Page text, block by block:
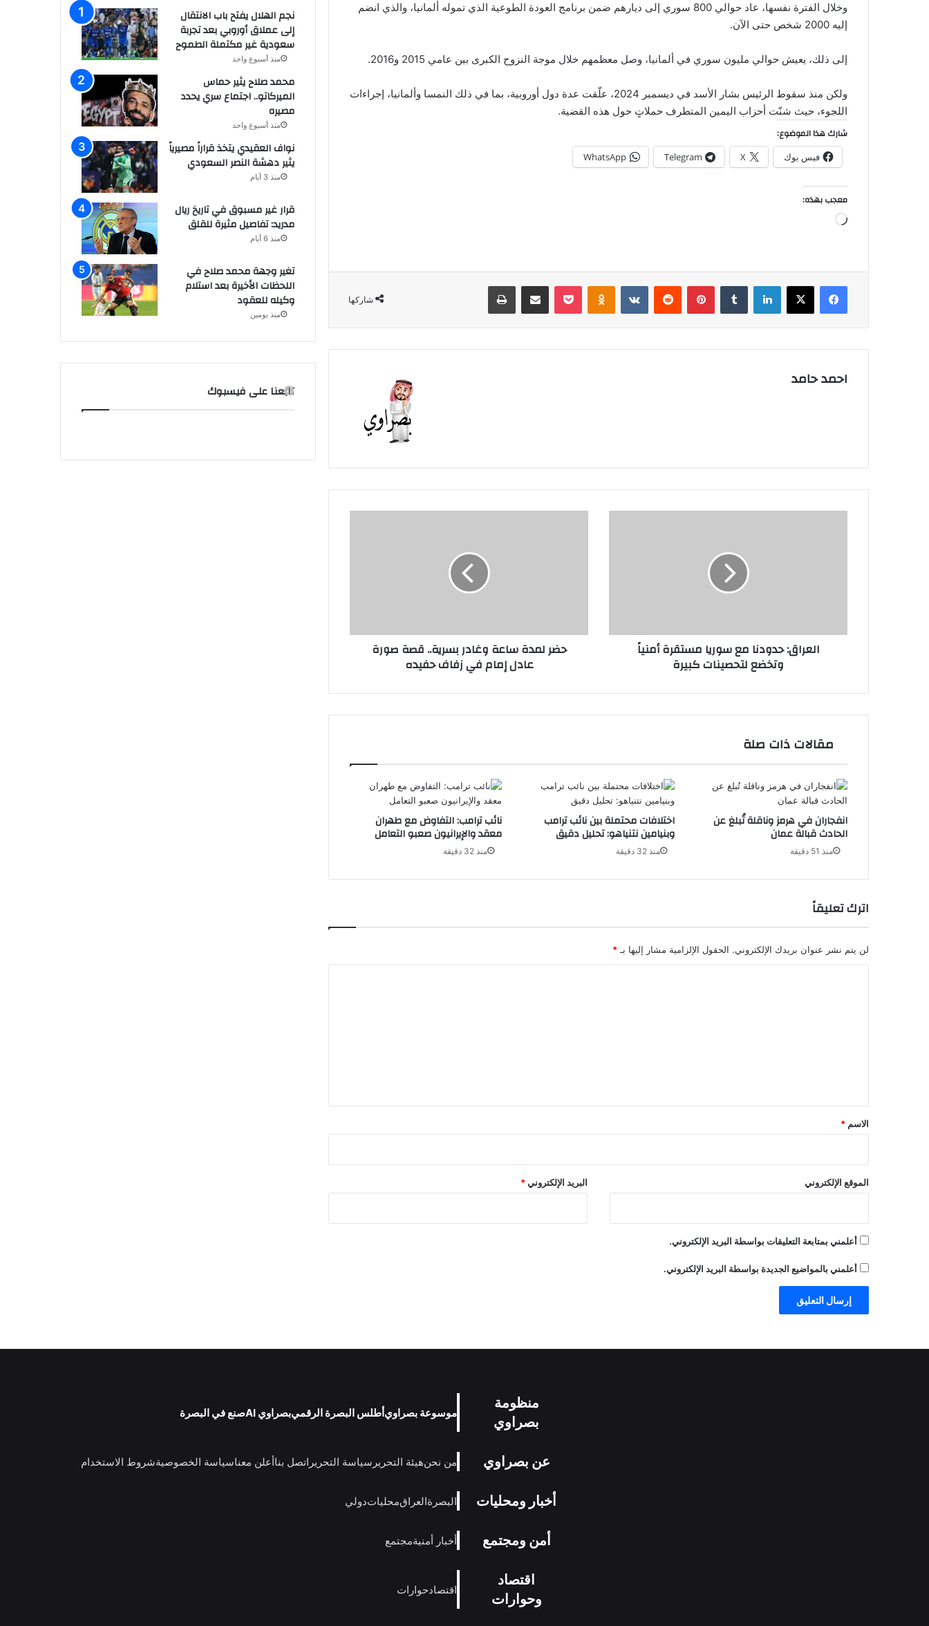
وخلال الفترة نفسها، عاد حوالي 800 سوري إلى ديارهم ضمن برنامج العودة الطوعية الذي تموله ألمانيا، والذي انضم
إليه 2000 شخص حتى الآن.
إلى ذلك، يعيش حوالي مليون سوري في ألمانيا، وصل معظمهم خلال موجة النزوح الكبرى بين عامي 2015 و2016.
ولكن منذ سقوط الرئيس بشار الأسد في ديسمبر 2024، علّقت عدة دول أوروبية، بما في ذلك النمسا وألمانيا، إجراءات
اللجوء، حيث شنّت أحزاب اليمين المتطرف حملاتٍ حول هذه القضية.
شارك هذا الموضوع:
فيس بوك X
Telegram
WhatsApp
معجب بهذه:
جاري
شاركها
فيسبوك ‫X لينكدإن بينتيريست Odnoklassniki
‫Pocket مشاركة عبر البريد طباعة
احمد حامد
إمام
حضر لمدة ساعة وغادر بسرية.. قصة صورة
عادل إمام في زفاف حفيده
كبيرة
العراق: حدودنا مع سوريا مستقرة أمنياً
وتخضع لتحصينات كبيرة
مقالات ذات صلة
نائب ترامب: التفاوض مع طهران
معقد والإيرانيون صعبو التعامل
منذ 32 دقيقة
اختلافات محتملة بين نائب ترامب
وبنيامين نتنياهو: تحليل دقيق
منذ 32 دقيقة
انفجاران في هرمز وناقلة تُبلغ عن
الحادث قبالة عمان
منذ 51 دقيقة
اترك تعليقاً
لن يتم نشر عنوان بريدك الإلكتروني. الحقول الإلزامية مشار إليها بـ *
*
الاسم *
البريد الإلكتروني* الموقع الإلكتروني
أعلمني بمتابعة التعليقات بواسطة البريد الإلكتروني.
أعلمني بالمواضيع الجديدة بواسطة البريد الإلكتروني.
نجم الهلال يفتح باب الانتقال
إلى عملاق أوروبي بعد تجربة
سعودية غير مكتملة الطموح
منذ أسبوع واحد
محمد صلاح يثير حماس
الميركاتو.. اجتماع سري يحدد
مصيره
منذ أسبوع واحد
نواف العقيدي يتخذ قراراً مصيرياً
يثير دهشة النصر السعودي
منذ 3 أيام
قرار غير مسبوق في تاريخ ريال
مدريد: تفاصيل مثيرة للقلق
منذ 6 أيام
تغير وجهة محمد صلاح في
اللحظات الأخيرة بعد استلام
وكيله للعقود
منذ يومين
تابعنا على فيسبوك
منظومة
بصراوي
موسوعة بصراويأطلس البصرة الرقميبصراوي AI صنع في البصرة
عن بصراوي من نحنهيئة التحرير سياسة التحرير اتصل بناأعلن معناسياسة الخصوصيةشروط الاستخدام
أخبار ومحليات البصرةالعراقمحلياتدولي
أمن ومجتمع أخبار أمنيةمجتمع
اقتصاد
وحوارات
اقتصادحوارات